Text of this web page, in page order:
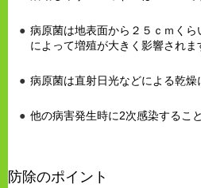
病原菌は地表面から２５ｃｍく
によって増殖が大きく影響され
病原菌は直射日光などによる乾燥
他の病害発生時に2次感染するこ
防除のポイント